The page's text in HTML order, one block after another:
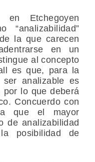
en Etchegoyen
“analizabilidad”
la que carecen
en un
al concepto
es que, para la
analizable es
por lo que deberá
Concuerdo con
que el mayor
de analizabilidad
posibilidad de